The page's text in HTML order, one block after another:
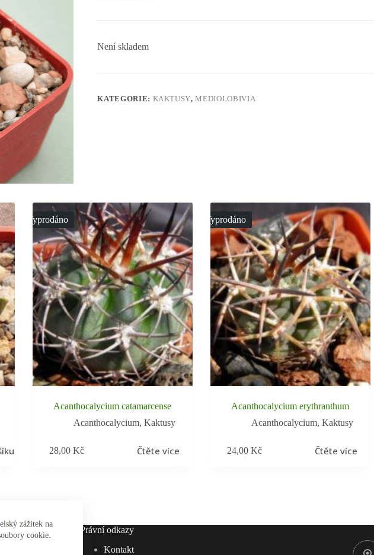
zážitek na
cookie.
Není skladem
KATEGORIE: KAKTUSY,MEDIOLOBIVIA
Vyprodáno
Acanthocalycium catamarcense
Acanthocalycium, Kaktusy
28,00 Kč Čtěte více
Vyprodáno
Acanthocalycium erythranthum
Acanthocalycium, Kaktusy
24,00 Kč Čtěte více
Právní odkazy
Kontakt